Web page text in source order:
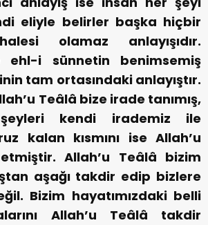
eliyle belirler başka hiçbir
olamaz anlayışıdır.
ehl-i sünnetin benimsemiş
tam ortasındaki anlayıştır.
Teâlâ bize irade tanımış,
kendi irademiz ile
kalan kısmını ise Allah’u
Allah’u Teâlâ bizim
aşağı takdir edip bizlere
Bizim hayatımızdaki belli
Allah’u Teâlâ takdir